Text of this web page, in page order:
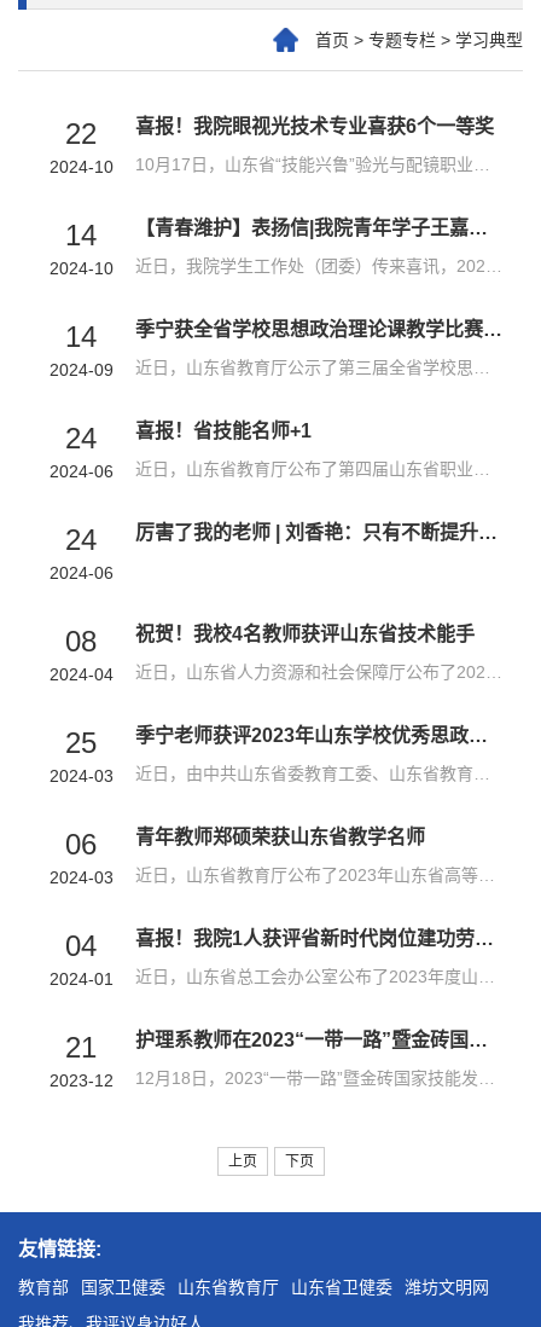
首页 > 专题专栏 > 学习典型
22
2024-10
喜报！我院眼视光技术专业喜获6个一等奖
14
2024-10
【青春潍护】表扬信|我院青年学子王嘉琪荣获共青团茌平区委表扬！
14
2024-09
季宁获全省学校思想政治理论课教学比赛二等奖
24
2024-06
喜报！省技能名师+1
24
2024-06
厉害了我的老师 | 刘香艳：只有不断提升自己 才能更好引导学生
08
2024-04
祝贺！我校4名教师获评山东省技术能手
25
2024-03
季宁老师获评2023年山东学校优秀思政课教师
06
2024-03
青年教师郑硕荣获山东省教学名师
04
2024-01
喜报！我院1人获评省新时代岗位建功劳动竞赛标兵个人
21
2023-12
护理系教师在2023“一带一路”暨金砖国家技能发展与技术创新大赛中荣获二等奖
上页 下页
友情链接:
教育部 国家卫健委 山东省教育厅 山东省卫健委
潍坊文明网